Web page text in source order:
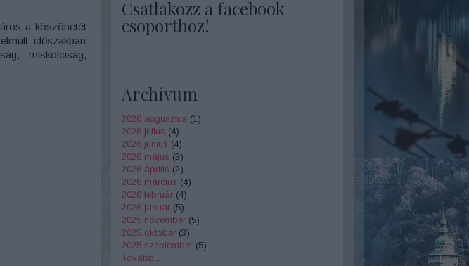
a köszönetét
időszakban
miskolciság,
Csatlakozz a facebook
csoporthoz!
Archívum
2026 augusztus (1)
2026 július (4)
2026 június (4)
2026 május (3)
2026 április (2)
2026 március (4)
2026 február (4)
2026 január (5)
2025 november (5)
2025 október (3)
2025 szeptember (5)
Tovább...